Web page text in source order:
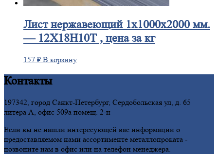
Листнержавеющий 1x1000x2000 мм.
— 12Х18Н10Т , цена за кг
157 ₽ В корзину
Контакты
197342, город Санкт-Петербург, Сердобольская ул, д. 65
литера А, офис 509а помещ. 2-н
Если вы не нашли интересующей вас информации о
предоставляемом нами ассортименте металлопроката -
позвоните нам в офис или на телефон менеджера.